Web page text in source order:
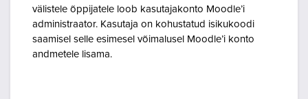
välistele õppijatele loob kasutajakonto Moodle’i
administraator. Kasutaja on kohustatud isikukoodi
saamisel selle esimesel võimalusel Moodle’i konto
andmetele lisama.